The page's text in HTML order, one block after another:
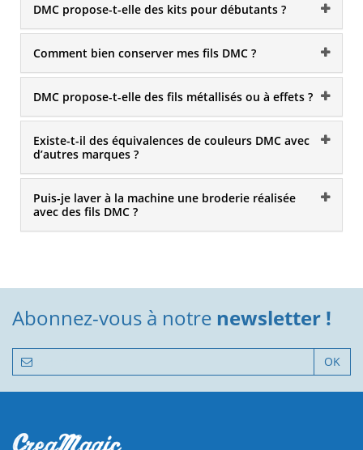
DMC propose-t-elle des kits pour débutants ?
Comment bien conserver mes fils DMC ?
DMC propose-t-elle des fils métallisés ou à effets ?
Existe-t-il des équivalences de couleurs DMC avec
d’autres marques ?
Puis-je laver à la machine une broderie réalisée
avec des fils DMC ?
Abonnez-vous à notre newsletter !
OK